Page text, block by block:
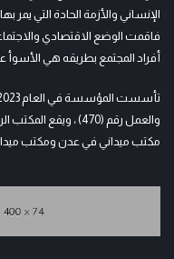
الإنساني والأزمة الحادة التي يمر
فاقمت الوضع الاقتصادي
أفراد المجتمع بطريقه هي الأسوأ
والعمل رقم (470) ،
مكتب ميداني في عدن ومكتب